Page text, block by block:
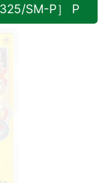
325/SM-P］ P